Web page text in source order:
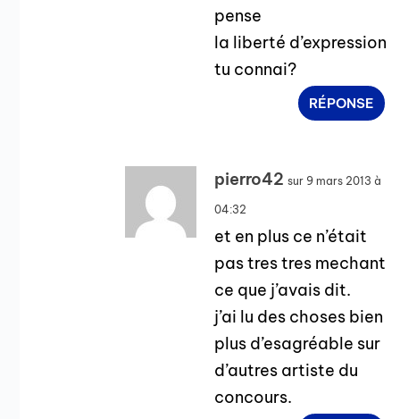
pense
la liberté d’expression
tu connai?
RÉPONSE
pierro42 sur 9 mars 2013 à
04:32
et en plus ce n’était
pas tres tres mechant
ce que j’avais dit.
j’ai lu des choses bien
plus d’esagréable sur
d’autres artiste du
concours.